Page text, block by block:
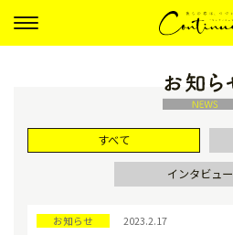
ナ
ゲ
すべて
インタビュー
お知らせ 2023.2.17